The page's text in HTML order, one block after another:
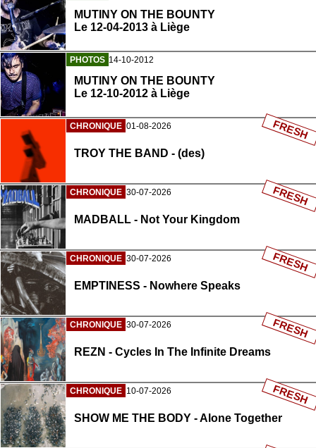
MUTINY ON THE BOUNTY
Le 12-04-2013 à Liège
PHOTOS 14-10-2012
MUTINY ON THE BOUNTY
Le 12-10-2012 à Liège
CHRONIQUE 01-08-2026
TROY THE BAND - (des)
FRESH
CHRONIQUE 30-07-2026
MADBALL - Not Your Kingdom
FRESH
CHRONIQUE 30-07-2026
EMPTINESS - Nowhere Speaks
FRESH
CHRONIQUE 30-07-2026
REZN - Cycles In The Infinite Dreams
FRESH
CHRONIQUE 10-07-2026
SHOW ME THE BODY - Alone Together
FRESH